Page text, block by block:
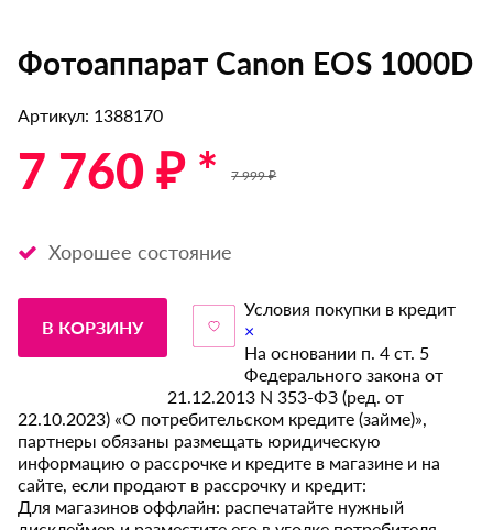
Фотоаппарат Canon EOS 1000D
Артикул: 1388170
7 760 ₽ * 7 999 ₽
Хорошее состояние
В КОРЗИНУ
Условия покупки в кредит
×
На основании п. 4 ст. 5
Федерального закона от
21.12.2013 N 353-ФЗ (ред. от
22.10.2023) «О потребительском кредите (займе)»,
партнеры обязаны размещать юридическую
информацию о рассрочке и кредите в магазине и на
сайте, если продают в рассрочку и кредит:
Для магазинов оффлайн: распечатайте нужный